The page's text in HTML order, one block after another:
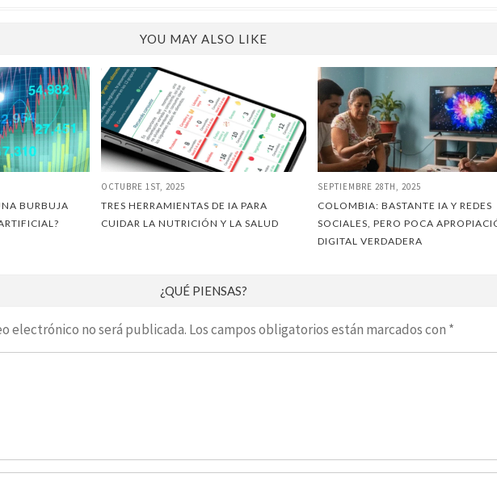
YOU MAY ALSO LIKE
BURBUJA
OCTUBRE 1ST, 2025
TRES HERRAMIENTAS DE IA PARA
CUIDAR LA NUTRICIÓN Y LA SALUD
SEPTIEMBRE 28TH, 2025
COLOMBIA: BASTANTE IA Y REDES
SOCIALES, PERO POCA
DIGITAL VERDADERA
¿QUÉ PIENSAS?
electrónico no será publicada. Los campos obligatorios están marcados con *